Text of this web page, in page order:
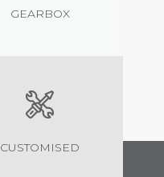
GEARBOX
CUSTOMISED